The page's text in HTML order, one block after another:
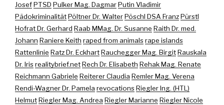
JosefPTSD Pulker Mag. DagmarPutin Vladimir
PädokriminalitätPöltner Dr. WalterPöschl DSA FranzPürstl
Hofrat Dr. Gerhard Raab MMag. Dr. Susanne Raith Dr. med.
Johann Raniere Keith raped from animalsrape islands
Rattenlinie Ratz Dr. EckhartRauchegger Mag. BirgitRauskala
Dr. Irisrealitybrief.netRech Dr. Elisabeth Rehak Mag. Renate
Reichmann Gabriele Reiterer Claudia Remler Mag. Verena
Rendi-Wagner Dr. Pamela revocationsRiegler Ing. (HTL)
HelmutRiegler Mag. Andrea Riegler Marianne Riegler Nicole